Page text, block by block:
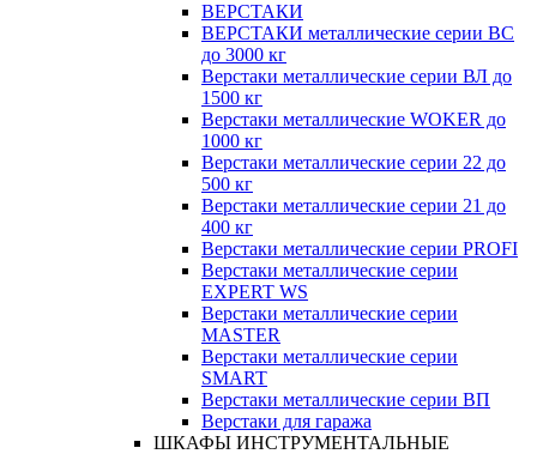
ВЕРСТАКИ
ВЕРСТАКИ металлические серии ВС
до 3000 кг
Верстаки металлические серии ВЛ до
1500 кг
Верстаки металлические WOKER до
1000 кг
Верстаки металлические серии 22 до
500 кг
Верстаки металлические серии 21 до
400 кг
Верстаки металлические серии PROFI
Верстаки металлические серии
EXPERT WS
Верстаки металлические серии
MASTER
Верстаки металлические серии
SMART
Верстаки металлические серии ВП
Верстаки для гаража
ШКАФЫ ИНСТРУМЕНТАЛЬНЫЕ